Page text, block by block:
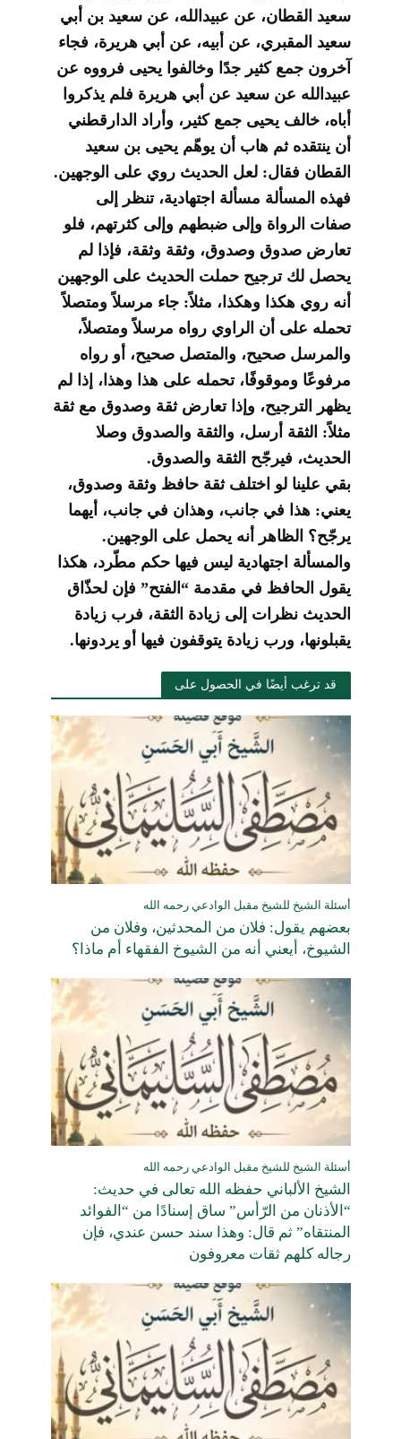
سعيد القطان، عن عبيدالله، عن سعيد بن أبي
سعيد المقبري، عن أبيه، عن أبي هريرة، فجاء
آخرون جمع كثير جدًا وخالفوا يحيى فرووه عن
عبيدالله عن سعيد عن أبي هريرة فلم يذكروا
أباه، خالف يحيى جمع كثير، وأراد الدارقطني
أن ينتقده ثم هاب أن يوهّم يحيى بن سعيد
القطان فقال: لعل الحديث روي على الوجهين.
فهذه المسألة مسألة اجتهادية، تنظر إلى
صفات الرواة وإلى ضبطهم وإلى كثرتهم، فلو
تعارض صدوق وصدوق، وثقة وثقة، فإذا لم
يحصل لك ترجيح حملت الحديث على الوجهين
أنه روي هكذا وهكذا، مثلاً: جاء مرسلاً ومتصلاً
تحمله على أن الراوي رواه مرسلاً ومتصلاً،
والمرسل صحيح، والمتصل صحيح، أو رواه
مرفوعًا وموقوفًا، تحمله على هذا وهذا، إذا لم
يظهر الترجيح، وإذا تعارض ثقة وصدوق مع ثقة
مثلاً: الثقة أرسل، والثقة والصدوق وصلا
الحديث، فيرجّح الثقة والصدوق.
بقي علينا لو اختلف ثقة حافظ وثقة وصدوق،
يعني: هذا في جانب، وهذان في جانب، أيهما
يرجّح؟ الظاهر أنه يحمل على الوجهين.
والمسألة اجتهادية ليس فيها حكم مطّرد، هكذا
يقول الحافظ في مقدمة “الفتح” فإن لحذّاق
الحديث نظرات إلى زيادة الثقة، فرب زيادة
يقبلونها، ورب زيادة يتوقفون فيها أو يردونها.
قد ترغب أيضًا في الحصول على
أسئلة الشيخ للشيخ مقبل الوادعي رحمه الله
بعضهم يقول: فلان من المحدثين، وفلان من
الشيوخ، أيعني أنه من الشيوخ الفقهاء أم ماذا؟
أسئلة الشيخ للشيخ مقبل الوادعي رحمه الله
الشيخ الألباني حفظه الله تعالى في حديث:
“الأذنان من الرّأس” ساق إسنادًا من “الفوائد
المنتقاه” ثم قال: وهذا سند حسن عندي، فإن
رجاله كلهم ثقات معروفون